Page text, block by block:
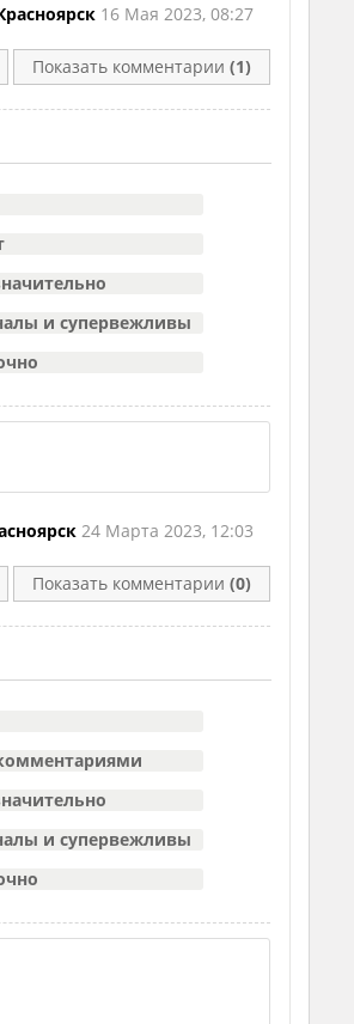
16 Мая 2023, 08:27
Показать комментарии (1)
и супервежливы
24 Марта 2023, 12:03
Показать комментарии (0)
и супервежливы